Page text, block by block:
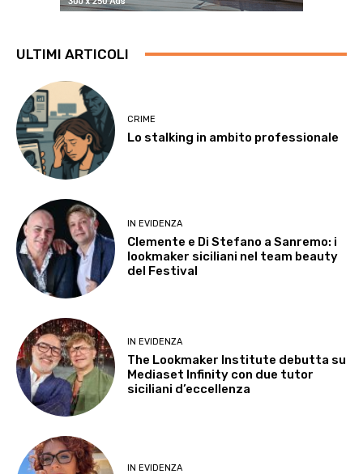
ULTIMI ARTICOLI
CRIME
Lo stalking in ambito professionale
IN EVIDENZA
Clemente e Di Stefano a Sanremo: i
lookmaker siciliani nel team beauty
del Festival
IN EVIDENZA
The Lookmaker Institute debutta su
Mediaset Infinity con due tutor
siciliani d’eccellenza
IN EVIDENZA